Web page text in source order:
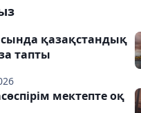
қазақстандық
тапты
мектепте оқ